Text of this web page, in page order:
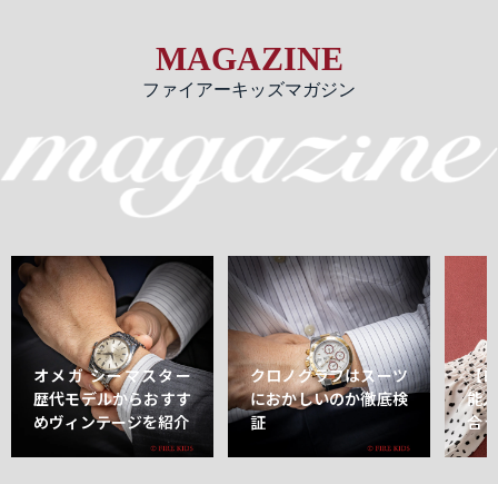
MAGAZINE
ファイアーキッズマガジン
オメガ シーマスター
歴代モデルからおすす
めヴィンテージを紹介
クロノグラフはスーツ
におかしいのか徹底検
証
【
能
合